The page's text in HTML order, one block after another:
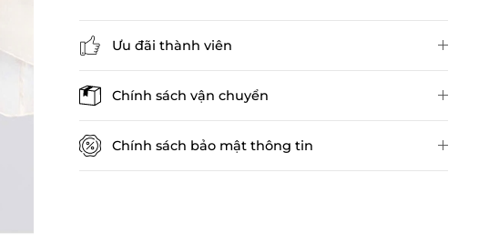
Ưu đãi thành viên
Chính sách vận chuyển
Chính sách bảo mật thông tin